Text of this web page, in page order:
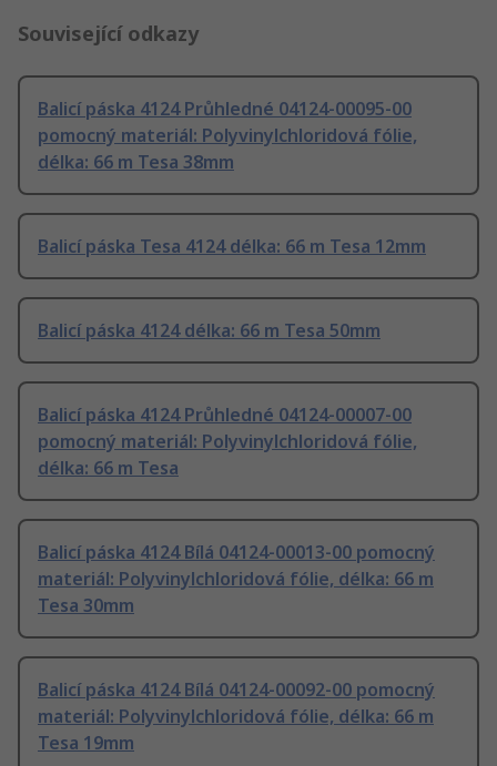
Související odkazy
Balicí páska 4124 Průhledné 04124-00095-00
pomocný materiál: Polyvinylchloridová fólie,
délka: 66 m Tesa 38mm
Balicí páska Tesa 4124 délka: 66 m Tesa 12mm
Balicí páska 4124 délka: 66 m Tesa 50mm
Balicí páska 4124 Průhledné 04124-00007-00
pomocný materiál: Polyvinylchloridová fólie,
délka: 66 m Tesa
Balicí páska 4124 Bílá 04124-00013-00 pomocný
materiál: Polyvinylchloridová fólie, délka: 66 m
Tesa 30mm
Balicí páska 4124 Bílá 04124-00092-00 pomocný
materiál: Polyvinylchloridová fólie, délka: 66 m
Tesa 19mm